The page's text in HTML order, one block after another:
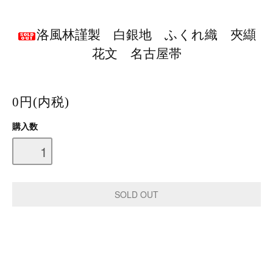
洛風林謹製 白銀地 ふくれ織 夾纈
花文 名古屋帯
0円(内税)
購入数